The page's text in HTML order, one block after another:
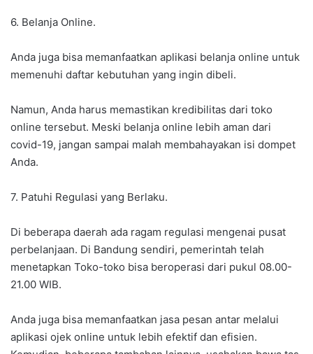
6. Belanja Online.
Anda juga bisa memanfaatkan aplikasi belanja online untuk
memenuhi daftar kebutuhan yang ingin dibeli.
Namun, Anda harus memastikan kredibilitas dari toko
online tersebut. Meski belanja online lebih aman dari
covid-19, jangan sampai malah membahayakan isi dompet
Anda.
7. Patuhi Regulasi yang Berlaku.
Di beberapa daerah ada ragam regulasi mengenai pusat
perbelanjaan. Di Bandung sendiri, pemerintah telah
menetapkan Toko-toko bisa beroperasi dari pukul 08.00-
21.00 WIB.
Anda juga bisa memanfaatkan jasa pesan antar melalui
aplikasi ojek online untuk lebih efektif dan efisien.